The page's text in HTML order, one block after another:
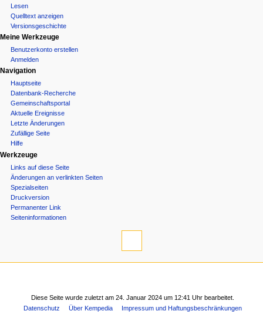
s
Lesen
Quelltext anzeigen
Versionsgeschichte
Meine Werkzeuge
Benutzerkonto erstellen
Anmelden
Navigation
Hauptseite
Datenbank-Recherche
Gemeinschafts­portal
Aktuelle Ereignisse
Letzte Änderungen
Zufällige Seite
Hilfe
Werkzeuge
Links auf diese Seite
Änderungen an verlinkten Seiten
Spezialseiten
Druckversion
Permanenter Link
Seiten­­informationen
Diese Seite wurde zuletzt am 24. Januar 2024 um 12:41 Uhr bearbeitet.
Datenschutz
Über Kempedia Impressum und Haftungsbeschränkungen